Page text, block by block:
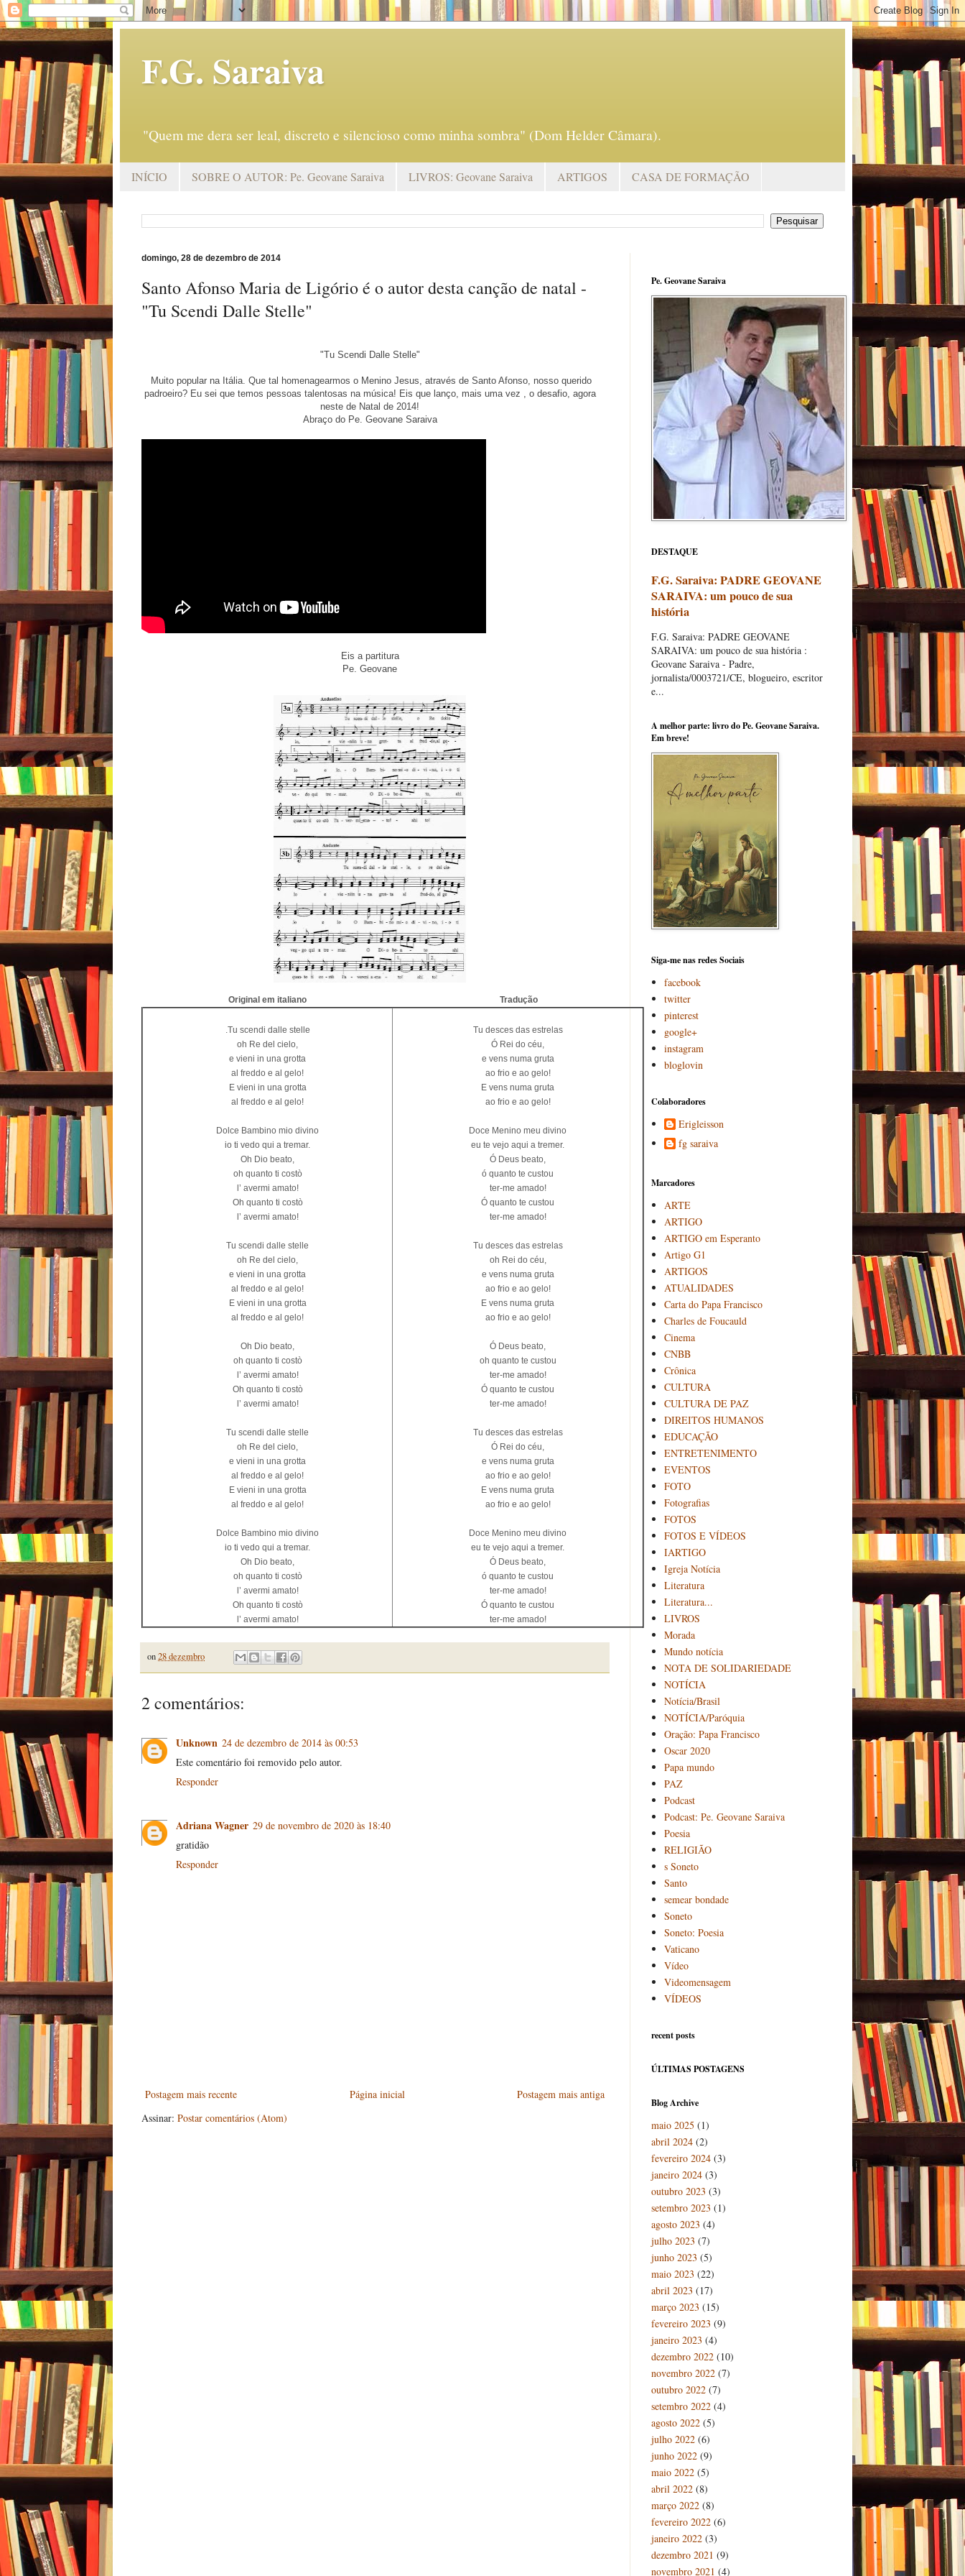
F.G. Saraiva
"Quem me dera ser leal, discreto e silencioso como minha sombra" (Dom Helder Câmara).
INÍCIO SOBRE O AUTOR: Pe. Geovane Saraiva LIVROS: Geovane Saraiva ARTIGOS CASA DE FORMAÇÃO
domingo, 28 de dezembro de 2014
Santo Afonso Maria de Ligório é o autor desta canção de natal -
"Tu Scendi Dalle Stelle"
"Tu Scendi Dalle Stelle"
Muito popular na Itália. Que tal homenagearmos o Menino Jesus, através de Santo Afonso, nosso querido
padroeiro? Eu sei que temos pessoas talentosas na música! Eis que lanço, mais uma vez , o desafio, agora
neste de Natal de 2014!
Abraço do Pe. Geovane Saraiva
Eis a partitura
Pe. Geovane
Original em italiano Tradução
.Tu scendi dalle stelle
oh Re del cielo,
e vieni in una grotta
al freddo e al gelo!
E vieni in una grotta
al freddo e al gelo!
Dolce Bambino mio divino
io ti vedo qui a tremar.
Oh Dio beato,
oh quanto ti costò
l’ avermi amato!
Oh quanto ti costò
l’ avermi amato!
Tu scendi dalle stelle
oh Re del cielo,
e vieni in una grotta
al freddo e al gelo!
E vieni in una grotta
al freddo e al gelo!
Oh Dio beato,
oh quanto ti costò
l’ avermi amato!
Oh quanto ti costò
l’ avermi amato!
Tu scendi dalle stelle
oh Re del cielo,
e vieni in una grotta
al freddo e al gelo!
E vieni in una grotta
al freddo e al gelo!
Dolce Bambino mio divino
io ti vedo qui a tremar.
Oh Dio beato,
oh quanto ti costò
l’ avermi amato!
Oh quanto ti costò
l’ avermi amato!
Tu desces das estrelas
Ó Rei do céu,
e vens numa gruta
ao frio e ao gelo!
E vens numa gruta
ao frio e ao gelo!
Doce Menino meu divino
eu te vejo aqui a tremer.
Ó Deus beato,
ó quanto te custou
ter-me amado!
Ó quanto te custou
ter-me amado!
Tu desces das estrelas
oh Rei do céu,
e vens numa gruta
ao frio e ao gelo!
E vens numa gruta
ao frio e ao gelo!
Ó Deus beato,
oh quanto te custou
ter-me amado!
Ó quanto te custou
ter-me amado!
Tu desces das estrelas
Ó Rei do céu,
e vens numa gruta
ao frio e ao gelo!
E vens numa gruta
ao frio e ao gelo!
Doce Menino meu divino
eu te vejo aqui a tremer.
Ó Deus beato,
ó quanto te custou
ter-me amado!
Ó quanto te custou
ter-me amado!
on28 dezembro
2 comentários:
Unknown 24 de dezembro de 2014 às 00:53
Este comentário foi removido pelo autor.
Responder
Adriana Wagner 29 de novembro de 2020 às 18:40
gratidão
Responder
Postagem mais recente Postagem mais antiga
Página inicial
Assinar: Postar comentários (Atom)
Pe. Geovane Saraiva
DESTAQUE
F.G. Saraiva: PADRE GEOVANE
SARAIVA: um pouco de sua
história
F.G. Saraiva: PADRE GEOVANE
SARAIVA: um pouco de sua história :
Geovane Saraiva - Padre,
jornalista/0003721/CE, blogueiro, escritor
e...
A melhor parte: livro do Pe. Geovane Saraiva.
Em breve!
Siga-me nas redes Sociais
facebook
twitter
pinterest
google+
instagram
bloglovin
Colaboradores
Erigleisson
fg saraiva
Marcadores
ARTE
ARTIGO
ARTIGO em Esperanto
Artigo G1
ARTIGOS
ATUALIDADES
Carta do Papa Francisco
Charles de Foucauld
Cinema
CNBB
Crônica
CULTURA
CULTURA DE PAZ
DIREITOS HUMANOS
EDUCAÇÃO
ENTRETENIMENTO
EVENTOS
FOTO
Fotografias
FOTOS
FOTOS E VÍDEOS
IARTIGO
Igreja Notícia
Literatura
Literatura...
LIVROS
Morada
Mundo notícia
NOTA DE SOLIDARIEDADE
NOTÍCIA
Notícia/Brasil
NOTÍCIA/Paróquia
Oração: Papa Francisco
Oscar 2020
Papa mundo
PAZ
Podcast
Podcast: Pe. Geovane Saraiva
Poesia
RELIGIÃO
s Soneto
Santo
semear bondade
Soneto
Soneto: Poesia
Vaticano
Vídeo
Videomensagem
VÍDEOS
recent posts
ÚLTIMAS POSTAGENS
Blog Archive
maio 2025 (1)
abril 2024 (2)
fevereiro 2024 (3)
janeiro 2024 (3)
outubro 2023 (3)
setembro 2023 (1)
agosto 2023 (4)
julho 2023 (7)
junho 2023 (5)
maio 2023 (22)
abril 2023 (17)
março 2023 (15)
fevereiro 2023 (9)
janeiro 2023 (4)
dezembro 2022 (10)
novembro 2022 (7)
outubro 2022 (7)
setembro 2022 (4)
agosto 2022 (5)
julho 2022 (6)
junho 2022 (9)
maio 2022 (5)
abril 2022 (8)
março 2022 (8)
fevereiro 2022 (6)
janeiro 2022 (3)
dezembro 2021 (9)
novembro 2021 (4)